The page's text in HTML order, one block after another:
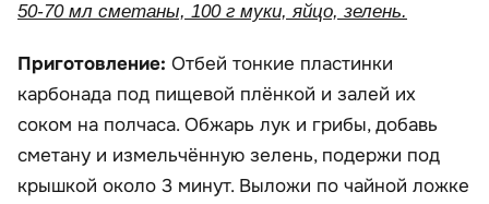
50-70 мл сметаны, 100 г муки, яйцо, зелень.
Приготовление: Отбей тонкие пластинки
карбонада под пищевой плёнкой и залей их
соком на полчаса. Обжарь лук и грибы, добавь
сметану и измельчённую зелень, подержи под
крышкой около 3 минут. Выложи по чайной ложке